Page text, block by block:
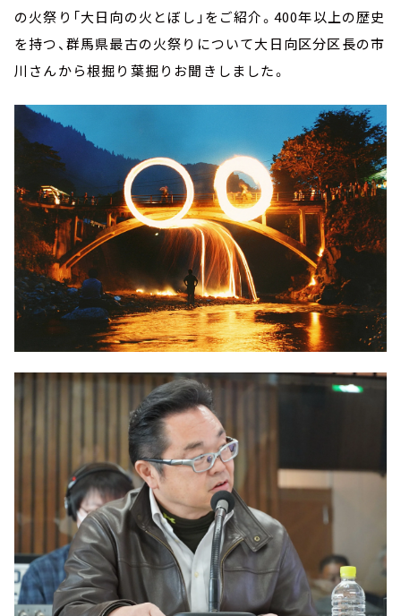
の火祭り「大日向の火とぼし」をご紹介。400年以上の歴史
を持つ、群馬県最古の火祭りについて大日向区分区長の市
川さんから根掘り葉掘りお聞きしました。